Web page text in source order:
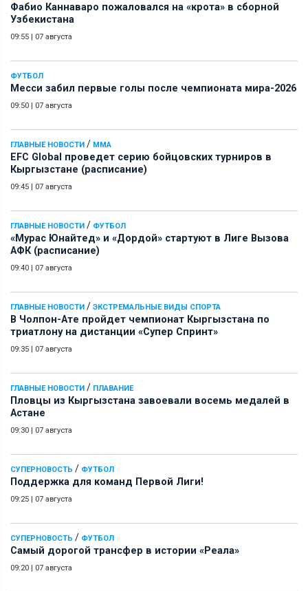
Фабио Каннаваро пожаловался на «крота» в сборной
Узбекистана
09:55 | 07 августа
ФУТБОЛ
Месси забил первые голы после чемпионата мира-2026
09:50 | 07 августа
ГЛАВНЫЕ НОВОСТИ / ММА
EFC Global проведет серию бойцовских турниров в
Кыргызстане (расписание)
09:45 | 07 августа
ГЛАВНЫЕ НОВОСТИ / ФУТБОЛ
«Мурас Юнайтед» и «Дордой» стартуют в Лиге Вызова
АФК (расписание)
09:40 | 07 августа
ГЛАВНЫЕ НОВОСТИ / ЭКСТРЕМАЛЬНЫЕ ВИДЫ СПОРТА
В Чолпон-Ате пройдет чемпионат Кыргызстана по
триатлону на дистанции «Супер Спринт»
09:35 | 07 августа
ГЛАВНЫЕ НОВОСТИ / ПЛАВАНИЕ
Пловцы из Кыргызстана завоевали восемь медалей в
Астане
09:30 | 07 августа
СУПЕРНОВОСТЬ / ФУТБОЛ
Поддержка для команд Первой Лиги!
09:25 | 07 августа
СУПЕРНОВОСТЬ / ФУТБОЛ
Самый дорогой трансфер в истории «Реала»
09:20 | 07 августа